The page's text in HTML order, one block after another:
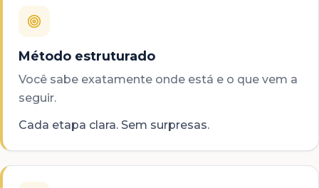
Método estruturado
Você sabe exatamente onde está e o que vem a
seguir.
Cada etapa clara. Sem surpresas.